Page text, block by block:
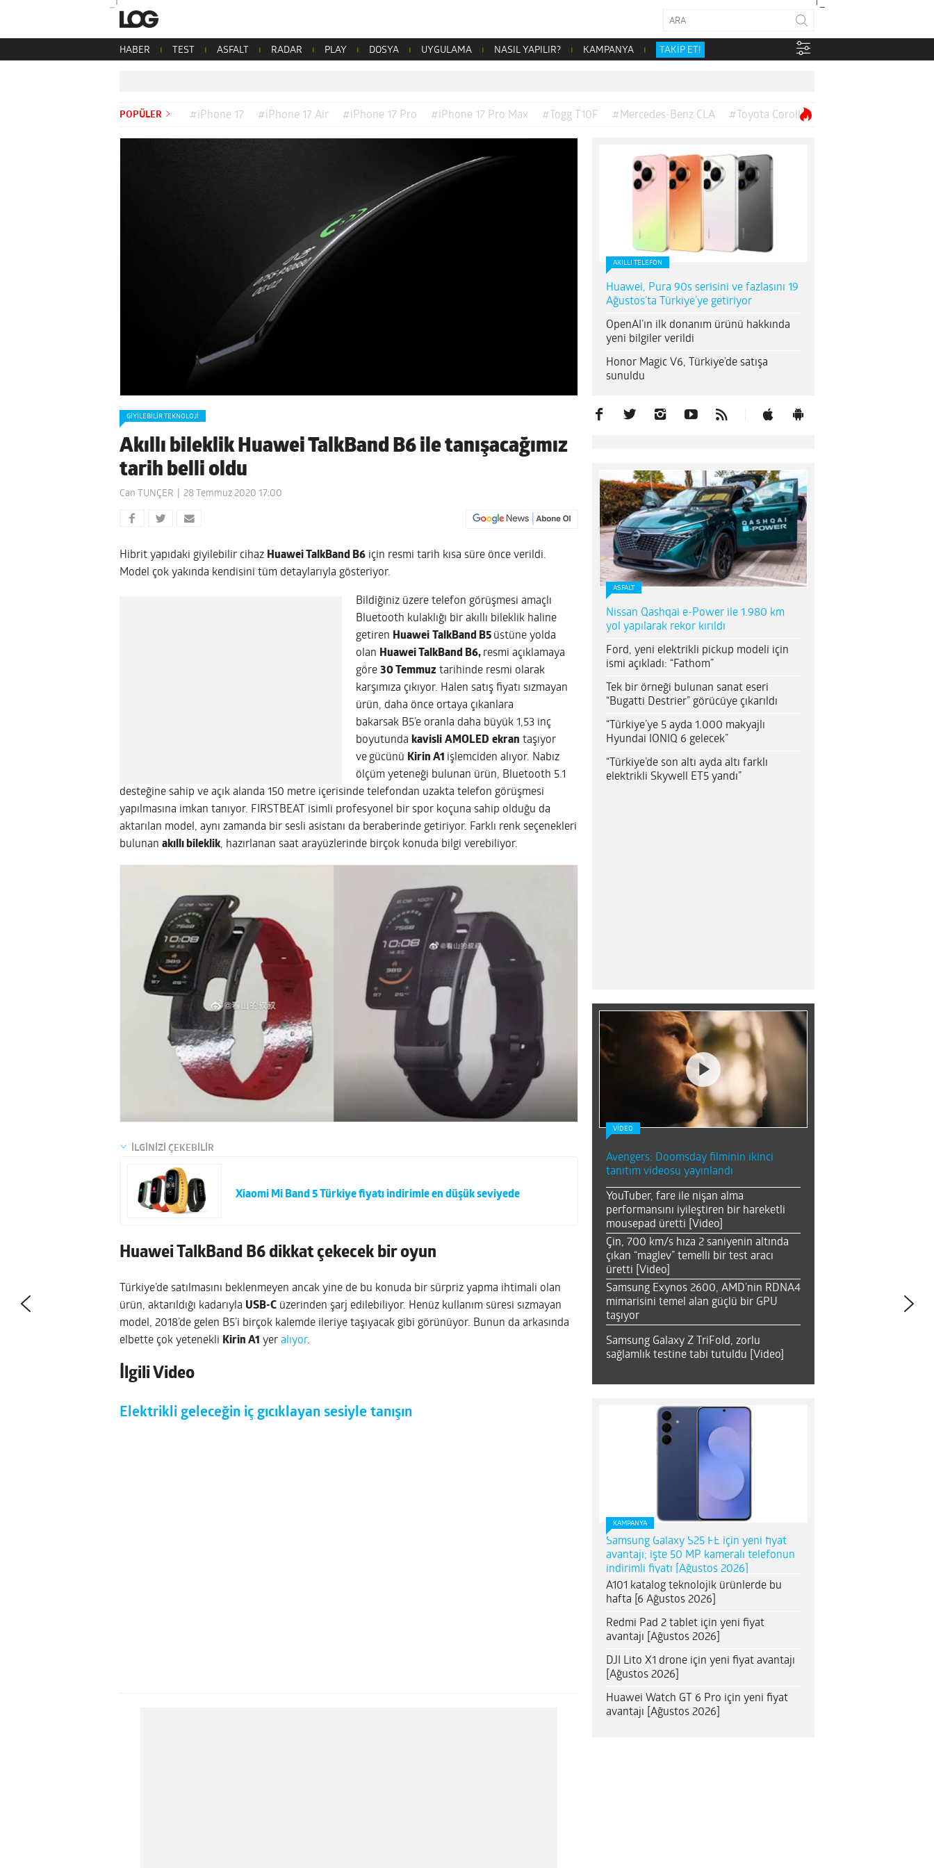
HABER TEST ASFALT RADAR PLAY DOSYA UYGULAMA NASIL YAPILIR? KAMPANYA TAKİP ET!
POPÜLER #iPhone 17 #iPhone 17 Air #iPhone 17 Pro #iPhone 17 Pro Max #Togg T10F #Mercedes-Benz CLA #Toyota Corolla
GIYILEBILIR TEKNOLOJI
Akıllı bileklik Huawei TalkBand B6 ile tanışacağımız
tarih belli oldu
Can TUNÇER 28 Temmuz 2020 17:00
Hibrit yapıdaki giyilebilir cihaz Huawei TalkBand B6 için resmi tarih kısa süre önce verildi.
Model çok yakında kendisini tüm detaylarıyla gösteriyor.
Bildiğiniz üzere telefon görüşmesi amaçlı
Bluetooth kulaklığı bir akıllı bileklik haline
getiren Huawei TalkBand B5 üstüne yolda
olan Huawei TalkBand B6, resmi açıklamaya
göre 30 Temmuz tarihinde resmi olarak
karşımıza çıkıyor. Halen satış fiyatı sızmayan
ürün, daha önce ortaya çıkanlara
bakarsak B5’e oranla daha büyük 1,53 inç
boyutunda kavisli AMOLED ekran taşıyor
ve gücünü Kirin A1 işlemciden alıyor. Nabız
ölçüm yeteneği bulunan ürün, Bluetooth 5.1
desteğine sahip ve açık alanda 150 metre içerisinde telefondan uzakta telefon görüşmesi
yapılmasına imkan tanıyor. FIRSTBEAT isimli profesyonel bir spor koçuna sahip olduğu da
aktarılan model, aynı zamanda bir sesli asistanı da beraberinde getiriyor. Farklı renk seçenekleri
bulunan akıllı bileklik, hazırlanan saat arayüzlerinde birçok konuda bilgi verebiliyor.
İLGİNİZİ ÇEKEBİLİR
Xiaomi Mi Band 5 Türkiye fiyatı indirimle en düşük seviyede
Huawei TalkBand B6 dikkat çekecek bir oyun
Türkiye’de satılmasını beklenmeyen ancak yine de bu konuda bir sürpriz yapma ihtimali olan
ürün, aktarıldığı kadarıyla USB-C üzerinden şarj edilebiliyor. Henüz kullanım süresi sızmayan
model, 2018’de gelen B5’i birçok kalemde ileriye taşıyacak gibi görünüyor. Bunun da arkasında
elbette çok yetenekli Kirin A1 yer alıyor.
İlgili Video
Elektrikli geleceğin iç gıcıklayan sesiyle tanışın
AKILLI TELEFON
Huawei, Pura 90s serisini ve fazlasını 19
Ağustos’ta Türkiye’ye getiriyor
OpenAI’ın ilk donanım ürünü hakkında
yeni bilgiler verildi
Honor Magic V6, Türkiye’de satışa
sunuldu
ASFALT
Nissan Qashqai e-Power ile 1.980 km
yol yapılarak rekor kırıldı
Ford, yeni elektrikli pickup modeli için
ismi açıkladı: “Fathom”
Tek bir örneği bulunan sanat eseri
“Bugatti Destrier” görücüye çıkarıldı
“Türkiye’ye 5 ayda 1.000 makyajlı
Hyundai IONIQ 6 gelecek”
“Türkiye’de son altı ayda altı farklı
elektrikli Skywell ET5 yandı”
VİDEO
Avengers: Doomsday filminin ikinci
tanıtım videosu yayınlandı
YouTuber, fare ile nişan alma
performansını iyileştiren bir hareketli
mousepad üretti [Video]
Çin, 700 km/s hıza 2 saniyenin altında
çıkan “maglev” temelli bir test aracı
üretti [Video]
Samsung Exynos 2600, AMD’nin RDNA4
mimarisini temel alan güçlü bir GPU
taşıyor
Samsung Galaxy Z TriFold, zorlu
sağlamlık testine tabi tutuldu [Video]
KAMPANYA
Samsung Galaxy S25 FE için yeni fiyat
avantajı; işte 50 MP kameralı telefonun
indirimli fiyatı [Ağustos 2026]
A101 katalog teknolojik ürünlerde bu
hafta [6 Ağustos 2026]
Redmi Pad 2 tablet için yeni fiyat
avantajı [Ağustos 2026]
DJI Lito X1 drone için yeni fiyat avantajı
[Ağustos 2026]
Huawei Watch GT 6 Pro için yeni fiyat
avantajı [Ağustos 2026]